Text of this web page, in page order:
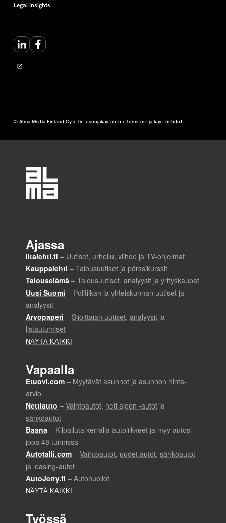
Legal Insights
LinkedInFacebook
© Alma Media Finland Oy •Tietosuojakäytäntö •Toimitus- ja käyttöehdot